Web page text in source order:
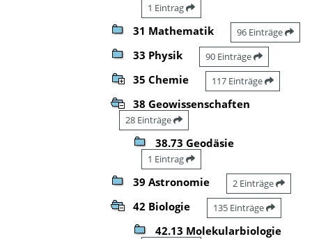
1 Eintrag
31 Mathematik 96 Einträge
33 Physik 90 Einträge
35 Chemie 117 Einträge
38 Geowissenschaften
28 Einträge
38.73 Geodäsie
1 Eintrag
39 Astronomie 2 Einträge
42 Biologie 135 Einträge
42.13 Molekularbiologie